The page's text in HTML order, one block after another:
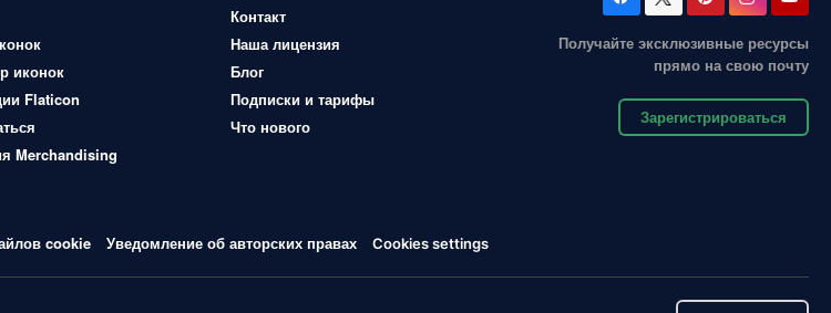
иконок
Flaticon
Merchandising
Контакт
Наша лицензия
Блог
Подписки и тарифы
Что нового
Получайте эксклюзивные ресурсы
прямо на свою почту
Зарегистрироваться
cookie Уведомление об авторских правах Cookies settings